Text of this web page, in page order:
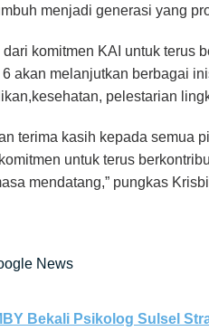
menjadi generasi yang
komitmen KAI untuk terus
akan melanjutkan berbagai
pelestarian
terima kasih kepada semua
untuk terus
mendatang,” pungkas
News
Bekali Psikolog Sulsel